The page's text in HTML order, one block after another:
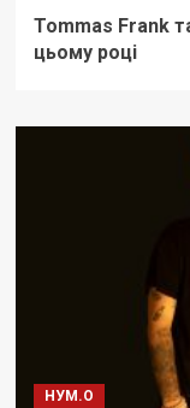
Tommas Frank
цьому році
НУМ.О